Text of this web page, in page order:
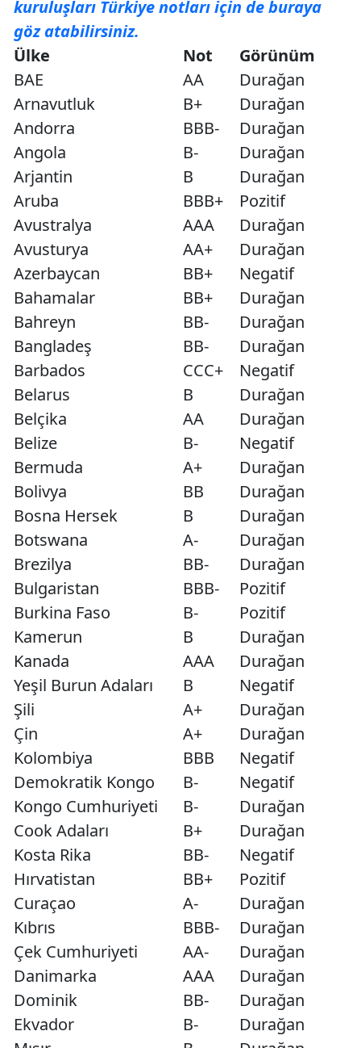
kuruluşları Türkiye notları için de buraya
göz atabilirsiniz.
Ülke
Not
Görünüm
BAE
AA
Durağan
Arnavutluk
B+
Durağan
Andorra
BBB-
Durağan
Angola
B-
Durağan
Arjantin
B
Durağan
Aruba
BBB+
Pozitif
Avustralya
AAA
Durağan
Avusturya
AA+
Durağan
Azerbaycan
BB+
Negatif
Bahamalar
BB+
Durağan
Bahreyn
BB-
Durağan
Bangladeş
BB-
Durağan
Barbados
CCC+
Negatif
Belarus
B
Durağan
Belçika
AA
Durağan
Belize
B-
Negatif
Bermuda
A+
Durağan
Bolivya
BB
Durağan
Bosna Hersek
B
Durağan
Botswana
A-
Durağan
Brezilya
BB-
Durağan
Bulgaristan
BBB-
Pozitif
Burkina Faso
B-
Pozitif
Kamerun
B
Durağan
Kanada
AAA
Durağan
Yeşil Burun Adaları
B
Negatif
Şili
A+
Durağan
Çin
A+
Durağan
Kolombiya
BBB
Negatif
Demokratik Kongo
B-
Negatif
Kongo Cumhuriyeti
B-
Durağan
Cook Adaları
B+
Durağan
Kosta Rika
BB-
Negatif
Hırvatistan
BB+
Pozitif
Curaçao
A-
Durağan
Kıbrıs
BBB-
Durağan
Çek Cumhuriyeti
AA-
Durağan
Danimarka
AAA
Durağan
Dominik
BB-
Durağan
Ekvador
B-
Durağan